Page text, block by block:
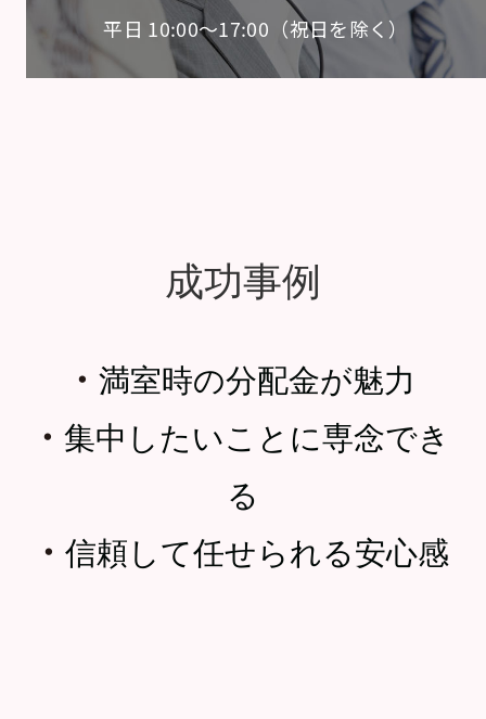
平日 10:00〜17:00（祝日を除く）
成功事例
・ 満室時の分配金が魅力
・ 集中したいことに専念でき
る
・ 信頼して任せられる安心感